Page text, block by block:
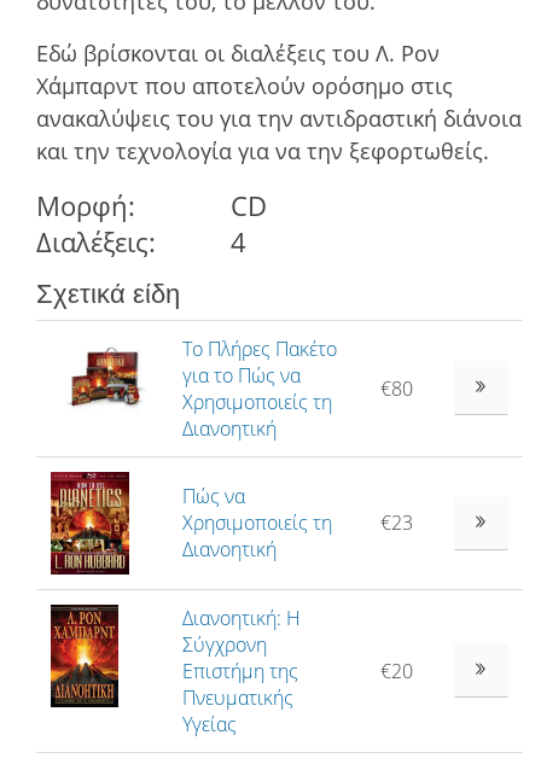
Εδώ βρίσκονται οι διαλέξεις του Λ. Ρον
Χάμπαρντ που αποτελούν ορόσηµο στις
ανακαλύψεις του για την αντιδραστική διάνοια
και την τεχνολογία για να την ξεφορτωθείς.
Μορφή:
CD
Διαλέξεις:
4
Σχετικά είδη
Το Πλήρες Πακέτο
για το Πώς να
Χρησιµοποιείς τη
Διανοητική
€80
Πώς να
Χρησιμοποιείς τη
Διανοητική
€23
Διανοητική: Η
Σύγχρονη
Επιστήμη της
Πνευματικής
Υγείας
€20